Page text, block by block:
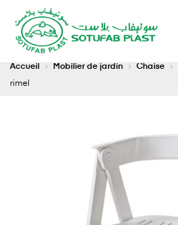
Accueil Mobilier de jardin Chaise
rimel